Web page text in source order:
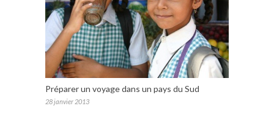
Préparer un voyage dans un pays du Sud
28 janvier 2013